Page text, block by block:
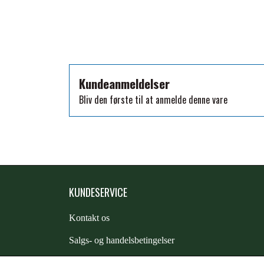
WALSH
ZILCO
QHP -BRANDS OF Q
Kundeanmeldelser
Bliv den første til at anmelde denne vare
KUNDESERVICE
Kontakt os
Salgs- og handelsbetingelser